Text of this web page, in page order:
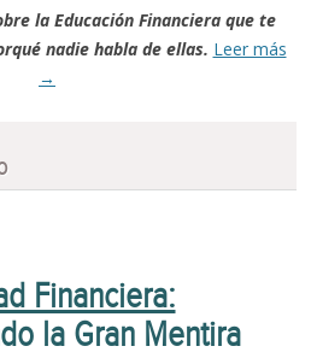
la Educación Financiera que te
nadie habla de ellas. Leer más
→
Financiera:
la Gran Mentira